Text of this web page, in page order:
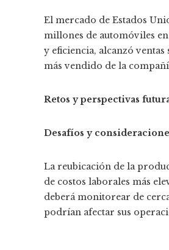
El mercado de Estados
millones de automóviles
y eficiencia, alcanzó
más vendido de la
Retos y perspectivas
Desafíos y
La reubicación de la
de costos laborales más
deberá monitorear de
podrían afectar sus